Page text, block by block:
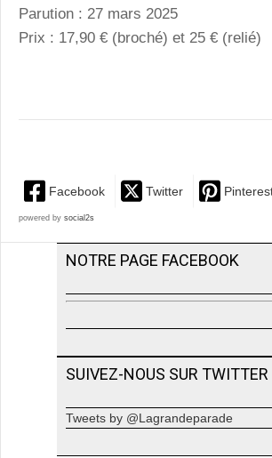
Parution : 27 mars 2025
Prix : 17,90 € (broché) et 25 € (relié)
Facebook Twitter
powered by social2s
NOTRE PAGE FACEBOOK
SUIVEZ-NOUS SUR TWITTER
Tweets by @Lagrandeparade